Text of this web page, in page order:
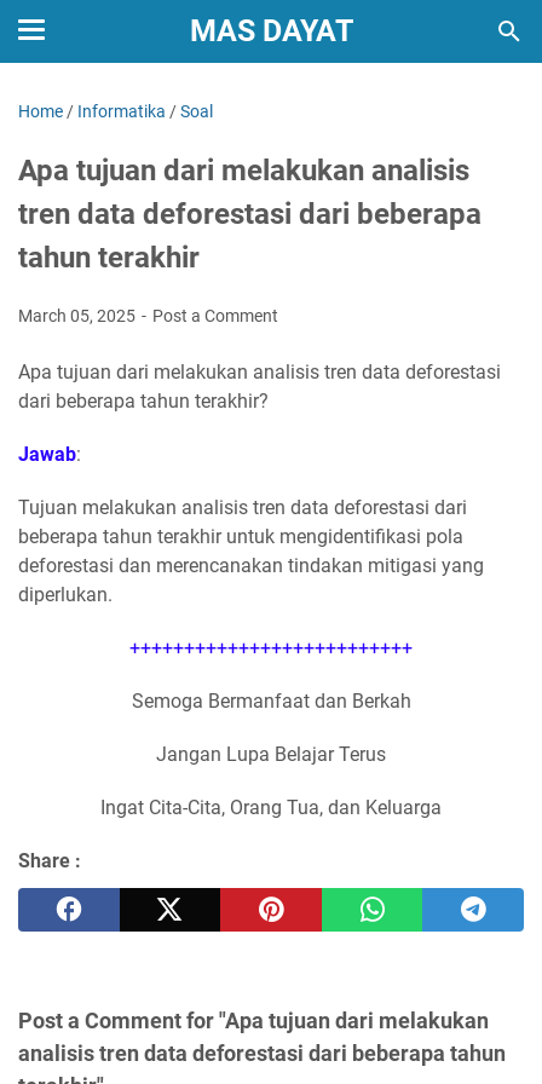
MAS DAYAT
Home / Informatika /Soal
Apa tujuan dari melakukan analisis
tren data deforestasi dari beberapa
tahun terakhir
March 05, 2025 Post a Comment
Apa tujuan dari melakukan analisis tren data deforestasi
dari beberapa tahun terakhir?
Jawab:
Tujuan melakukan analisis tren data deforestasi dari
beberapa tahun terakhir untuk mengidentifikasi pola
deforestasi dan merencanakan tindakan mitigasi yang
diperlukan.
++++++++++++++++++++++++++
Semoga Bermanfaat dan Berkah
Jangan Lupa Belajar Terus
Ingat Cita-Cita, Orang Tua, dan Keluarga
Share :
Post a Comment for "Apa tujuan dari melakukan
analisis tren data deforestasi dari beberapa tahun